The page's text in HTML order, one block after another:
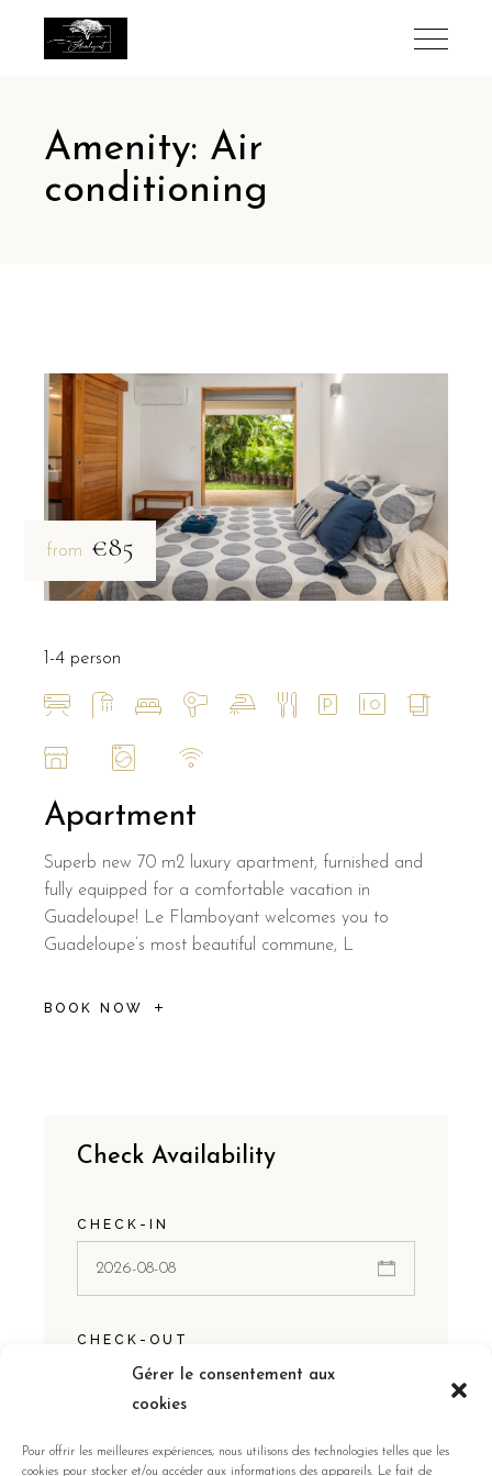
Gérer le consentement aux
cookies
Pour offrir les meilleures expériences, nous utilisons des technologies telles que les
cookies pour stocker et/ou accéder aux informations des appareils. Le fait de
Amenity: Air
conditioning
from €85
Apartment
Superb new 70 m2 luxury apartment, furnished and
fully equipped for a comfortable vacation in
Guadeloupe! Le Flamboyant welcomes you to
Guadeloupe’s most beautiful commune, L
BOOK NOW
1-4 person
Check Availability
CHECK-IN
CHECK-OUT
GUESTS: